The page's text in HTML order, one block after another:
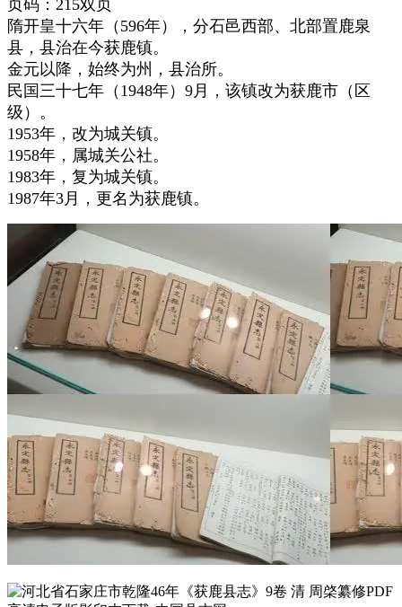
页码：215双页
隋开皇十六年（596年），分石邑西部、北部置鹿泉
县，县治在今获鹿镇。
金元以降，始终为州，县治所。
民国三十七年（1948年）9月，该镇改为获鹿市（区
级）。
1953年，改为城关镇。
1958年，属城关公社。
1983年，复为城关镇。
1987年3月，更名为获鹿镇。